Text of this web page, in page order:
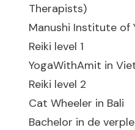
Therapists)
Manushi Institute of
Reiki level 1
YogaWithAmit in
Reiki level 2
Cat Wheeler in Bali
Bachelor in de